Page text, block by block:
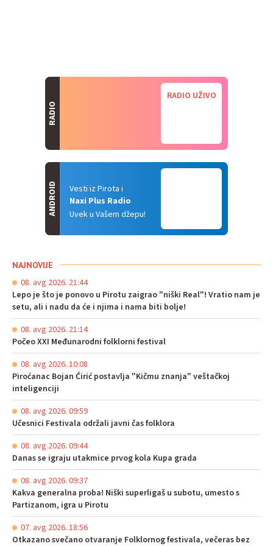
RADIO
RADIO UŽIVO
Vesti iz Pirota i
Naxi Plus Radio
Uvek u Vašem džepu!
ANDROID
NAJNOVIJE
08. avg 2026. 21:44
Lepo je što je ponovo u Pirotu zaigrao "niški Real"! Vratio nam je
setu, ali i nadu da će i njima i nama biti bolje!
08. avg 2026. 21:14
Počeo XXI Međunarodni folklorni festival
08. avg 2026. 10:08
Piroćanac Bojan Ćirić postavlja "Kičmu znanja" veštačkoj
inteligenciji
08. avg 2026. 09:59
Učesnici Festivala održali javni čas folklora
08. avg 2026. 09:44
Danas se igraju utakmice prvog kola Kupa grada
08. avg 2026. 09:37
Kakva generalna proba! Niški superligaš u subotu, umesto s
Partizanom, igra u Pirotu
07. avg 2026. 18:56
Otkazano svečano otvaranje Folklornog festivala, večeras bez